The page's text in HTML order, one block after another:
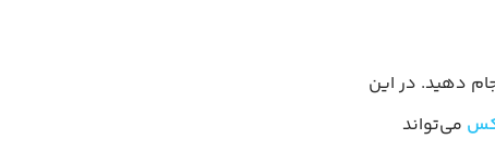
دهید. در این
می‌تواند